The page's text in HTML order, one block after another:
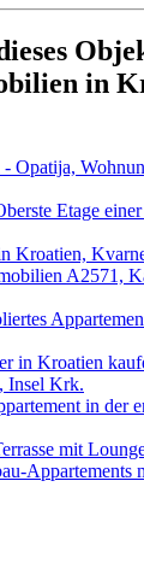
in
Etage
in der
Appartements